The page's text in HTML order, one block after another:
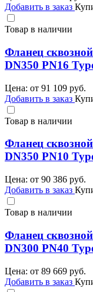
Добавить в заказ
Товар в наличии
Фланец
DN350 PN16
Цена: от 91 109 руб.
Добавить в заказ
Товар в наличии
Фланец
DN350 PN10
Цена: от 90 386 руб.
Добавить в заказ
Товар в наличии
Фланец
DN300 PN40
Цена: от 89 669 руб.
Добавить в заказ